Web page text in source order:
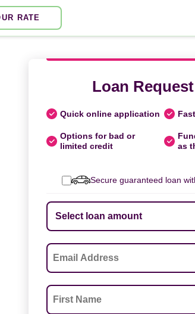
RATE
Loan
Quick online application
Options for bad or
limited credit
as
Secure guaranteed loan